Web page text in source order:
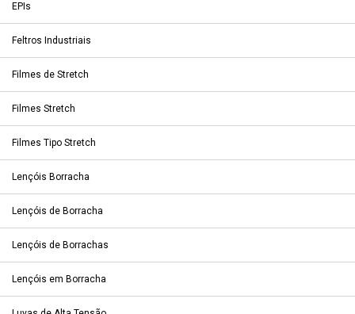
EPIs
Feltros Industriais
Filmes de Stretch
Filmes Stretch
Filmes Tipo Stretch
Lençóis Borracha
Lençóis de Borracha
Lençóis de Borrachas
Lençóis em Borracha